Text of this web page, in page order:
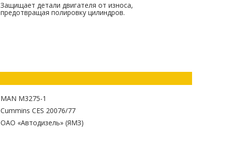
Защищает детали двигателя от износа,
предотвращая полировку цилиндров.
MAN M3275-1
Cummins CES 20076/77
ОАО «Автодизель» (ЯМЗ)